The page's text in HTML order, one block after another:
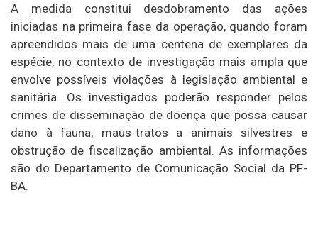
A medida constitui desdobramento das ações
iniciadas na primeira fase da operação, quando foram
apreendidos mais de uma centena de exemplares da
espécie, no contexto de investigação mais ampla que
envolve possíveis violações à legislação ambiental e
sanitária. Os investigados poderão responder pelos
crimes de disseminação de doença que possa causar
dano à fauna, maus-tratos a animais silvestres e
obstrução de fiscalização ambiental. As informações
são do Departamento de Comunicação Social da PF-
BA.